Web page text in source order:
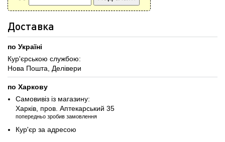
Доставка
по Україні
Кур'єрською службою:
Нова Пошта, Делівери
по Харкову
Самовивіз із магазину:
Харків, пров. Аптекарський 35
попередньо зробив замовлення
Кур'єр за адресою